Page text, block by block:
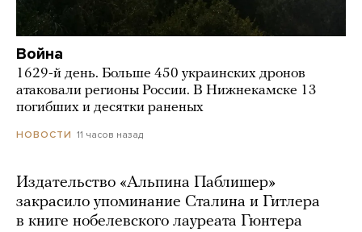
Война
1629-й день. Больше 450 украинских дронов
атаковали регионы России. В Нижнекамске 13
погибших и десятки раненых
НОВОСТИ 11 часов назад
Издательство «Альпина Паблишер»
закрасило упоминание Сталина и Гитлера
в книге нобелевского лауреата Гюнтера